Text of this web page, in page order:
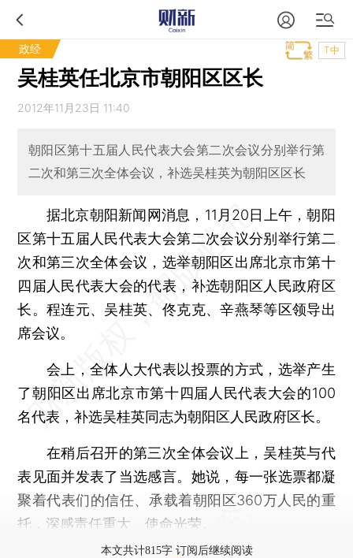
政经 T中
吴桂英任北京市朝阳区区长
2012年11月23日 11:40
朝阳区第十五届人民代表大会第二次会议分别举行第
二次和第三次全体会议，补选吴桂英为朝阳区区长
据北京朝阳新闻网消息，11月20日上午，朝阳
区第十五届人民代表大会第二次会议分别举行第二
次和第三次全体会议，选举朝阳区出席北京市第十
四届人民代表大会的代表，补选朝阳区人民政府区
长。程连元、吴桂英、佟克克、辛燕琴等区领导出
席会议。
会上，全体人大代表以投票的方式，选举产生
了朝阳区出席北京市第十四届人民代表大会的100
名代表，补选吴桂英同志为朝阳区人民政府区长。
在稍后召开的第三次全体会议上，吴桂英与代
表见面并发表了当选感言。她说，每一张选票都凝
聚着代表们的信任、承载着朝阳区360万人民的重
托，深感责任重大、使命光荣。
本文共计815字 订阅后继续阅读